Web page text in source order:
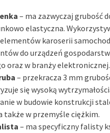
– ma zazwyczaj grubość
elastyczna.
karoserii
do urządzeń
oraz w branży elektronicznej.
– przekracza 3 mm
się wysoką
w budowie konstrukcji
także w przemyśle ciężkim.
– ma specyficzny falisty